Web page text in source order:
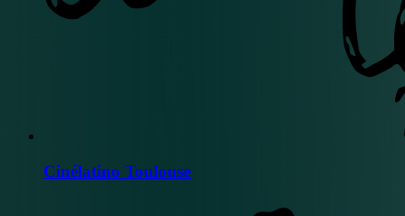
Cinélatino Toulouse